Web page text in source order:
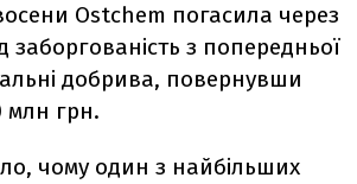
Ostchem погасила через
з попередньої
добрива, повернувши
млн грн.
чому один з найбільших